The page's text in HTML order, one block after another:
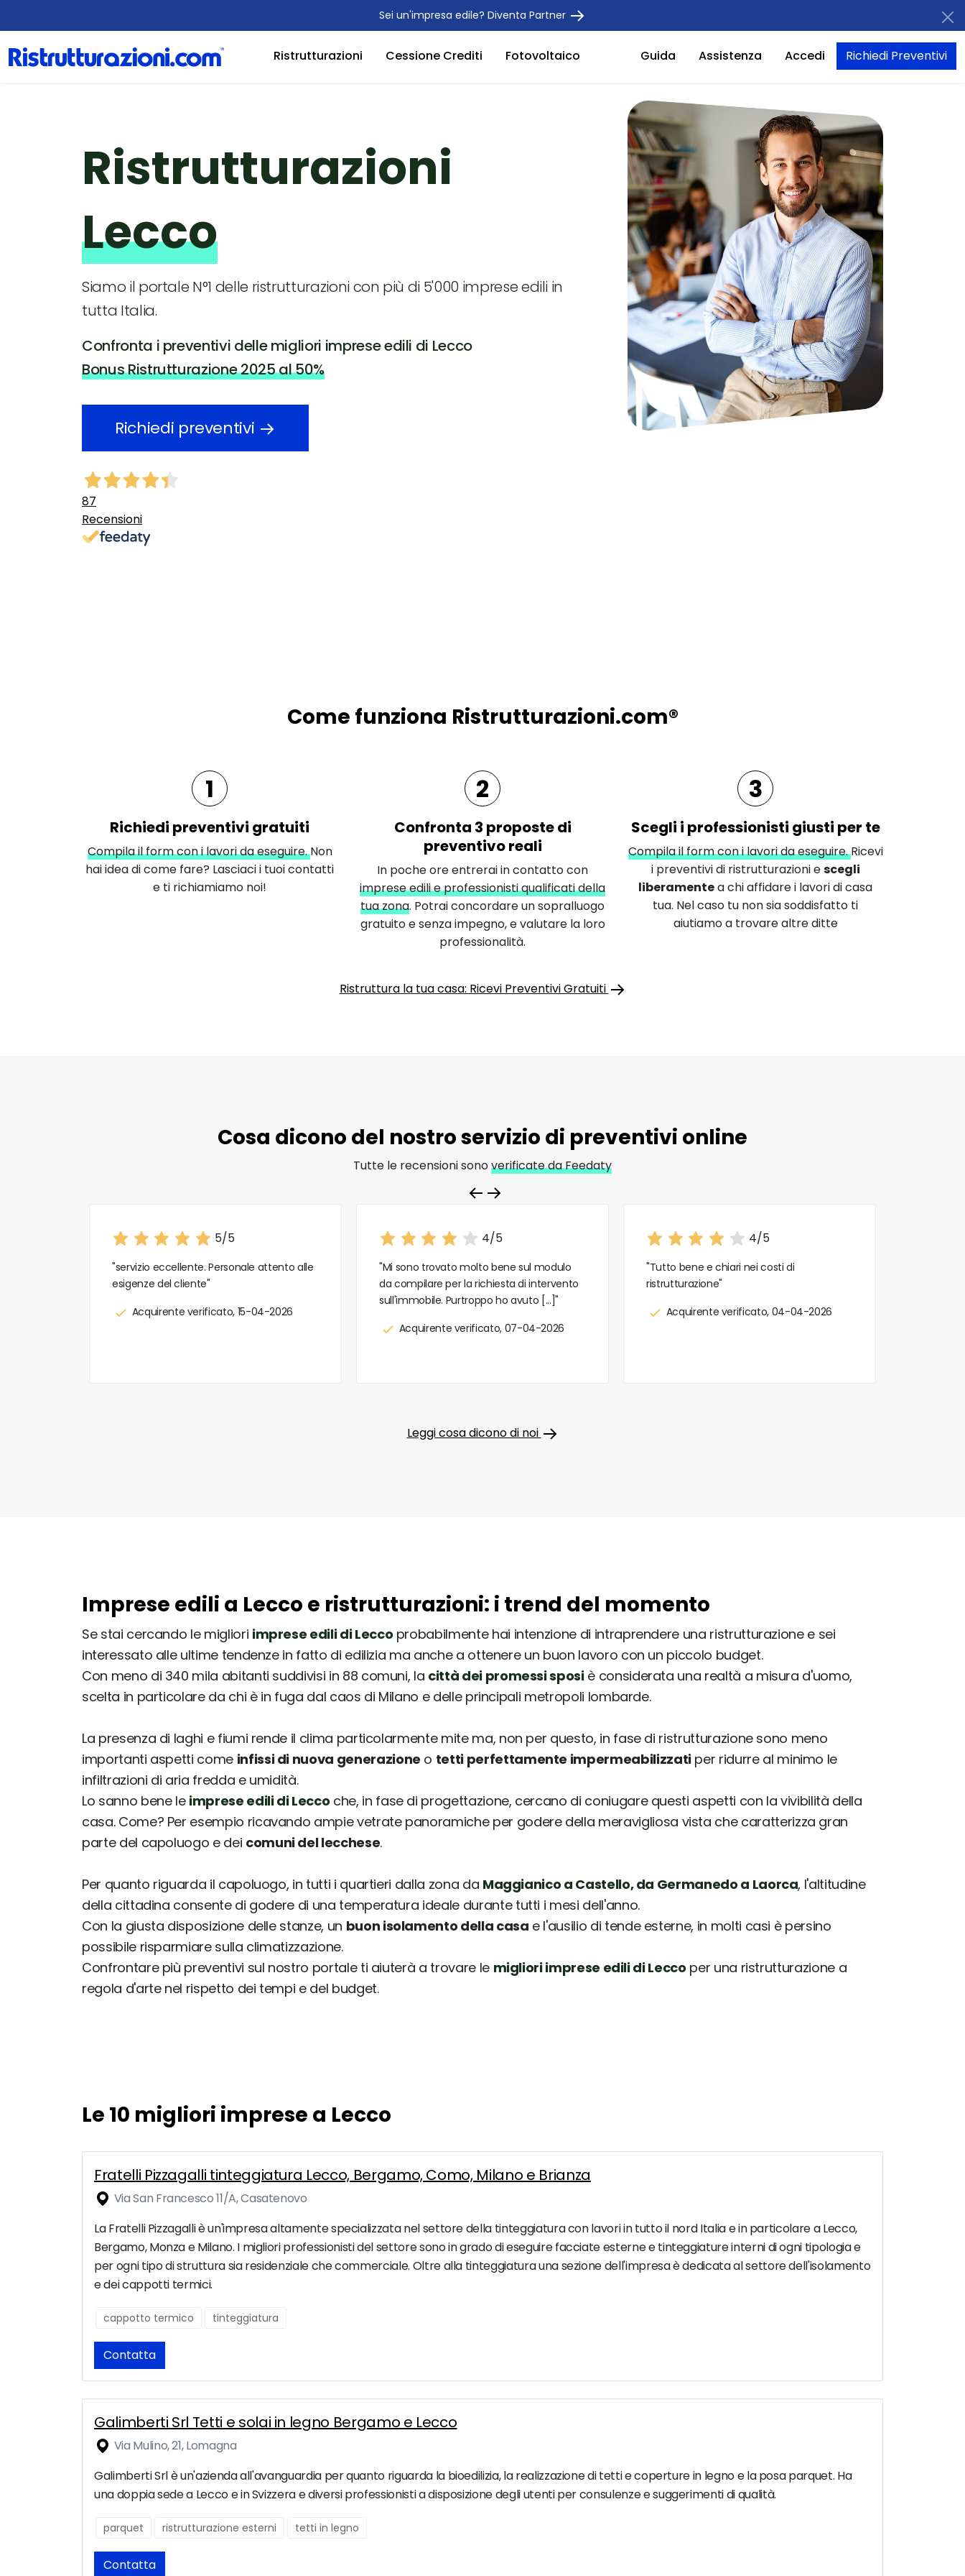
Sei un'impresa edile? Diventa Partner
Ristrutturazioni Cessione Crediti Fotovoltaico Guida Assistenza Accedi Richiedi Preventivi
Ristrutturazioni
Lecco
Siamo il portale N°1 delle ristrutturazioni con più di 5'000 imprese edili in
tutta Italia.
Confronta i preventivi delle migliori imprese edili di Lecco
Bonus Ristrutturazione 2025 al 50%
Richiedi preventivi
87
Recensioni
Come funziona Ristrutturazioni.com®
1
Richiedi preventivi gratuiti
Compila il form con i lavori da eseguire.Non
hai idea di come fare? Lasciaci i tuoi contatti
e ti richiamiamo noi!
2
Confronta 3 proposte di
preventivo reali
In poche ore entrerai in contatto con
imprese edili e professionisti qualificati della
tua zona. Potrai concordare un sopralluogo
gratuito e senza impegno, e valutare la loro
professionalità.
3
Scegli i professionisti giusti per te
Compila il form con i lavori da eseguire.Ricevi
i preventivi di ristrutturazioni escegli
liberamentea chi affidare i lavori di casa
tua. Nel caso tu non sia soddisfatto ti
aiutiamo a trovare altre ditte
Ristruttura la tua casa: Ricevi Preventivi Gratuiti
Cosa dicono del nostro servizio di preventivi online
Tutte le recensioni sonoverificate da Feedaty
5/5
"servizio eccellente. Personale attento alle
esigenze del cliente"
Acquirente verificato, 15-04-2026
4/5
"Mi sono trovato molto bene sul modulo
da compilare per la richiesta di intervento
sull'immobile. Purtroppo ho avuto [...]"
Acquirente verificato, 07-04-2026
4/5
"Tutto bene e chiari nei costi di
ristrutturazione"
Acquirente verificato, 04-04-2026
Leggi cosa dicono di noi
Imprese edili a Lecco e ristrutturazioni: i trend del momento
Se stai cercando le migliori imprese edili di Lecco probabilmente hai intenzione di intraprendere una ristrutturazione e sei
interessato alle ultime tendenze in fatto di edilizia ma anche a ottenere un buon lavoro con un piccolo budget.
Con meno di 340 mila abitanti suddivisi in 88 comuni, la città dei promessi sposiè considerata una realtà a misura d'uomo,
scelta in particolare da chi è in fuga dal caos di Milano e delle principali metropoli lombarde.
La presenza di laghi e fiumi rende il clima particolarmente mite ma, non per questo, in fase di ristrutturazione sono meno
importanti aspetti come infissi di nuova generazione o tetti perfettamente impermeabilizzatiper ridurre al minimo le
infiltrazioni di aria fredda e umidità.
Lo sanno bene le imprese edili di Lecco che, in fase di progettazione, cercano di coniugare questi aspetti con la vivibilità della
casa. Come? Per esempio ricavando ampie vetrate panoramiche per godere della meravigliosa vista che caratterizza gran
parte del capoluogo e dei comuni del lecchese.
Per quanto riguarda il capoluogo, in tutti i quartieri dalla zona da Maggianico a Castello, da Germanedo a Laorca, l'altitudine
della cittadina consente di godere di una temperatura ideale durante tutti i mesi dell'anno.
Con la giusta disposizione delle stanze, un buon isolamento della casa e l'ausilio di tende esterne, in molti casi è persino
possibile risparmiare sulla climatizzazione.
Confrontare più preventivi sul nostro portale ti aiuterà a trovare le migliori imprese edili di Lecco per una ristrutturazione a
regola d'arte nel rispetto dei tempi e del budget.
Le 10 migliori imprese a Lecco
Fratelli Pizzagalli tinteggiatura Lecco, Bergamo, Como, Milano e Brianza
Via San Francesco 11/A, Casatenovo
La Fratelli Pizzagalli è un'impresa altamente specializzata nel settore della tinteggiatura con lavori in tutto il nord Italia e in particolare a Lecco,
Bergamo, Monza e Milano. I migliori professionisti del settore sono in grado di eseguire facciate esterne e tinteggiature interni di ogni tipologia e
per ogni tipo di struttura sia residenziale che commerciale. Oltre alla tinteggiatura una sezione dell'impresa è dedicata al settore dell'isolamento
e dei cappotti termici.
cappotto termico tinteggiatura
Contatta
Galimberti Srl Tetti e solai in legno Bergamo e Lecco
Via Mulino, 21, Lomagna
Galimberti Srl è un'azienda all'avanguardia per quanto riguarda la bioedilizia, la realizzazione di tetti e coperture in legno e la posa parquet. Ha
una doppia sede a Lecco e in Svizzera e diversi professionisti a disposizione degli utenti per consulenze e suggerimenti di qualità.
parquet ristrutturazione esterni tetti in legno
Contatta